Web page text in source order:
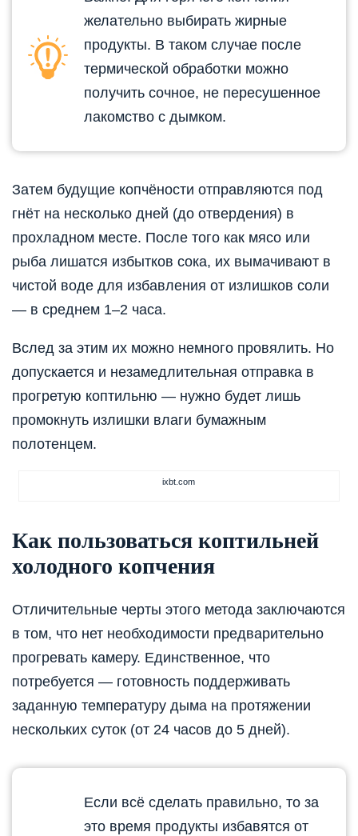
желательно выбирать жирные
продукты. В таком случае после
термической обработки можно
получить сочное, не пересушенное
лакомство с дымком.
Затем будущие копчёности отправляются под
гнёт на несколько дней (до отвердения) в
прохладном месте. После того как мясо или
рыба лишатся избытков сока, их вымачивают в
чистой воде для избавления от излишков соли
— в среднем 1–2 часа.
Вслед за этим их можно немного провялить. Но
допускается и незамедлительная отправка в
прогретую коптильню — нужно будет лишь
промокнуть излишки влаги бумажным
полотенцем.
ixbt.com
Как пользоваться коптильней
холодного копчения
Отличительные черты этого метода заключаются
в том, что нет необходимости предварительно
прогревать камеру. Единственное, что
потребуется — готовность поддерживать
заданную температуру дыма на протяжении
нескольких суток (от 24 часов до 5 дней).
Если всё сделать правильно, то за
это время продукты избавятся от